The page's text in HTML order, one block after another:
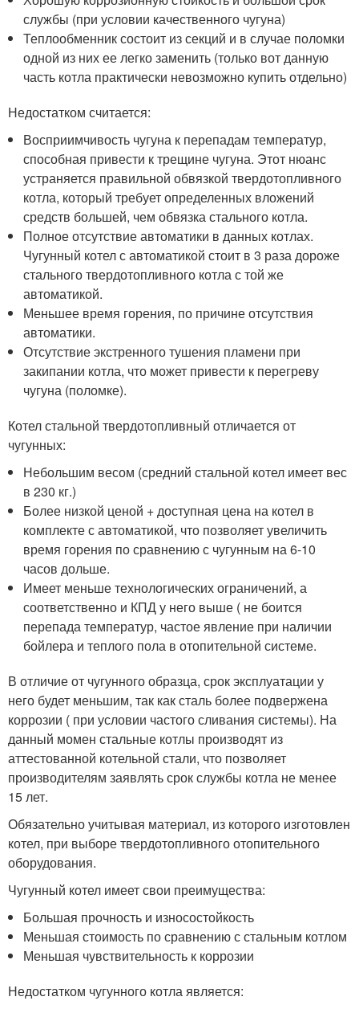
службы (при условии качественного чугуна)
Теплообменник состоит из секций и в случае поломки
одной из них ее легко заменить (только вот данную
часть котла практически невозможно купить отдельно)
Недостатком считается:
Восприимчивость чугуна к перепадам температур,
способная привести к трещине чугуна. Этот нюанс
устраняется правильной обвязкой твердотопливного
котла, который требует определенных вложений
средств большей, чем обвязка стального котла.
Полное отсутствие автоматики в данных котлах.
Чугунный котел с автоматикой стоит в 3 раза дороже
стального твердотопливного котла с той же
автоматикой.
Меньшее время горения, по причине отсутствия
автоматики.
Отсутствие экстренного тушения пламени при
закипании котла, что может привести к перегреву
чугуна (поломке).
Котел стальной твердотопливный отличается от
чугунных:
Небольшим весом (средний стальной котел имеет вес
в 230 кг.)
Более низкой ценой + доступная цена на котел в
комплекте с автоматикой, что позволяет увеличить
время горения по сравнению с чугунным на 6-10
часов дольше.
Имеет меньше технологических ограничений, а
соответственно и КПД у него выше ( не боится
перепада температур, частое явление при наличии
бойлера и теплого пола в отопительной системе.
В отличие от чугунного образца, срок эксплуатации у
него будет меньшим, так как сталь более подвержена
коррозии ( при условии частого сливания системы). На
данный момен стальные котлы производят из
аттестованной котельной стали, что позволяет
производителям заявлять срок службы котла не менее
15 лет.
Обязательно учитывая материал, из которого изготовлен
котел, при выборе твердотопливного отопительного
оборудования.
Чугунный котел имеет свои преимущества:
Большая прочность и износостойкость
Меньшая стоимость по сравнению с стальным котлом
Меньшая чувствительность к коррозии
Недостатком чугунного котла является: